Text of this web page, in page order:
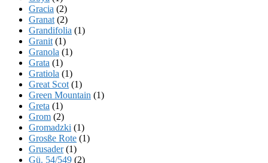
Gracia (2)
Granat (2)
Grandifolia (1)
Granit (1)
Granola (1)
Grata (1)
Gratiola (1)
Great Scot (1)
Green Mountain (1)
Greta (1)
Grom (2)
Gromadzki (1)
Grosße Rote (1)
Grusader(1)
Gü. 54/549 (2)